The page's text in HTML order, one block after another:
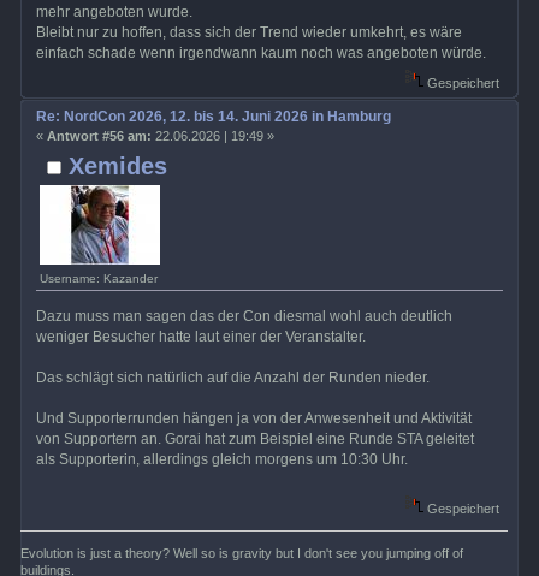
mehr angeboten wurde.
Bleibt nur zu hoffen, dass sich der Trend wieder umkehrt, es wäre
einfach schade wenn irgendwann kaum noch was angeboten würde.
Gespeichert
Xemides
Username: Kazander
Re: NordCon 2026, 12. bis 14. Juni 2026 in Hamburg
« Antwort #56 am: 22.06.2026 | 19:49 »
Dazu muss man sagen das der Con diesmal wohl auch deutlich
weniger Besucher hatte laut einer der Veranstalter.
Das schlägt sich natürlich auf die Anzahl der Runden nieder.
Und Supporterrunden hängen ja von der Anwesenheit und Aktivität
von Supportern an. Gorai hat zum Beispiel eine Runde STA geleitet
als Supporterin, allerdings gleich morgens um 10:30 Uhr.
Gespeichert
Evolution is just a theory? Well so is gravity but I don't see you jumping off of
buildings.